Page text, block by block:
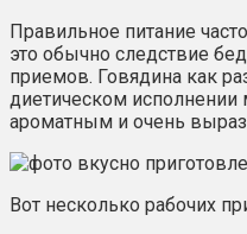
Правильное питание
это обычно следствие
приемов. Говядина как
диетическом
ароматным и очень
Вот несколько рабочих